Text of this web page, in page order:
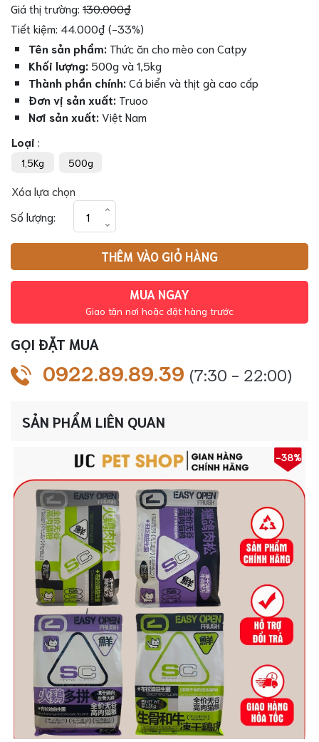
Giá thị trường: 130.000₫
Tiết kiệm: 44.000₫ (-33%)
Tên sản phẩm: Thức ăn cho mèo con Catpy
Khối lượng: 500g và 1,5kg
Thành phần chính: Cá biển và thịt gà cao cấp
Đơn vị sản xuất: Truoo
Nơi sản xuất: Việt Nam
Loại :
1,5Kg 500g
Xóa lựa chọn
Số lượng:
Thức
Cho
lượng
THÊM VÀO GIỎ HÀNG
MUA NGAY
Giao tận nơi hoặc đặt hàng trước
GỌI ĐẶT MUA
0922.89.89.39 (7:30 - 22:00)
SẢN PHẨM LIÊN QUAN
-38%